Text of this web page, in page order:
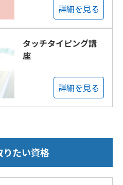
詳細を見る
タッチタイピング講
座
詳細を見る
りたい資格